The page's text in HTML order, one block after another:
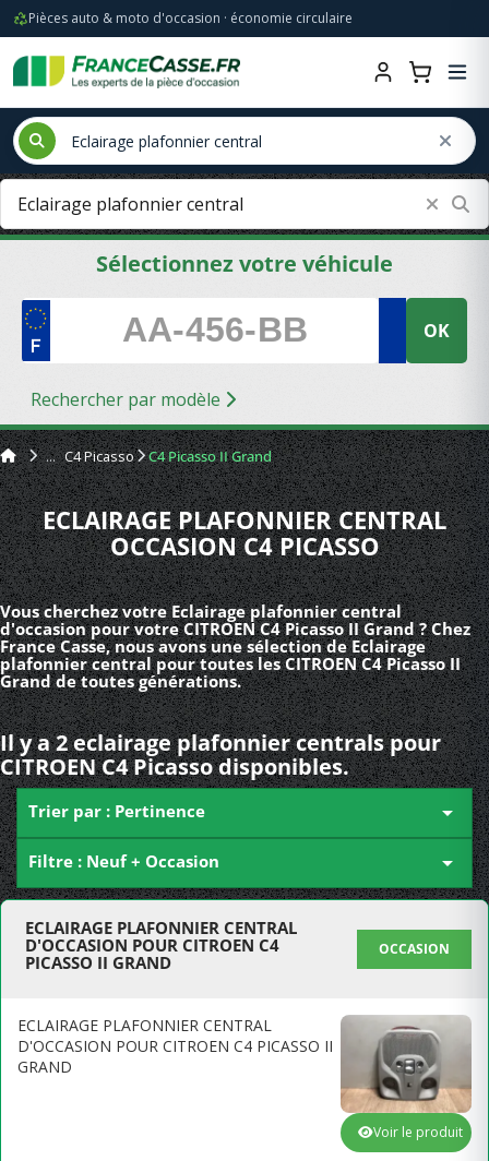
Pièces auto & moto d'occasion · économie circulaire
Sélectionnez votre véhicule
OK
Rechercher par modèle
C4 Picasso C4 Picasso II Grand
ECLAIRAGE PLAFONNIER CENTRAL
OCCASION C4 PICASSO
Vous cherchez votre Eclairage plafonnier central
d'occasion pour votre CITROEN C4 Picasso II Grand ? Chez
France Casse, nous avons une sélection de Eclairage
plafonnier central pour toutes les CITROEN C4 Picasso II
Grand de toutes générations.
Il y a 2 eclairage plafonnier centrals pour
CITROEN C4 Picasso disponibles.
Trier par : Pertinence 
Filtre : Neuf + Occasion 
ECLAIRAGE PLAFONNIER CENTRAL
D'OCCASION POUR CITROEN C4
PICASSO II GRAND
OCCASION
ECLAIRAGE PLAFONNIER CENTRAL
D'OCCASION POUR CITROEN C4 PICASSO II
GRAND
Voir le produit